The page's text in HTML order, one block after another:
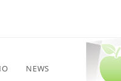
NEWS